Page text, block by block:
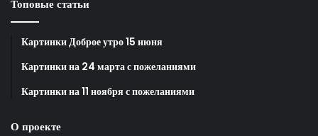
BB-код для вставки на форум:
Ссылка на изображение:
Топовые статьи
Картинки Доброе утро 15 июня
Картинки на 24 марта с пожеланиями
Картинки на 11 ноября с пожеланиями
О проекте